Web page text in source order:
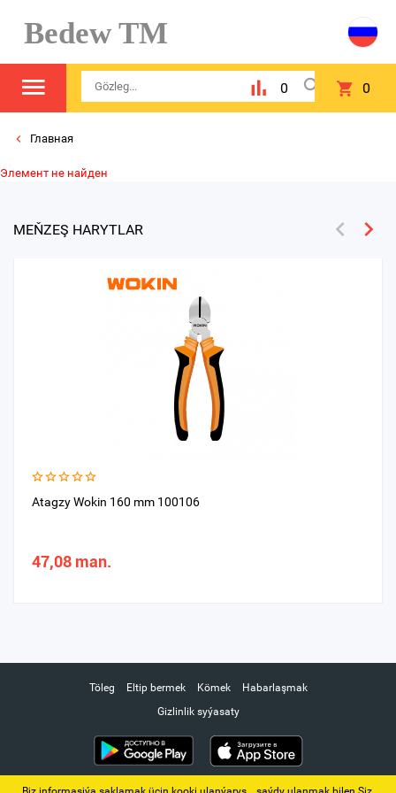
Bedew TM
0 0
Главная
Элемент не найден
MEŇZEŞ HARYTLAR
Atagzy Wokin 160 mm 100106
47,08 man.
Töleg Eltip bermek Kömek
Habarlaşmak
Gizlinlik syýasaty